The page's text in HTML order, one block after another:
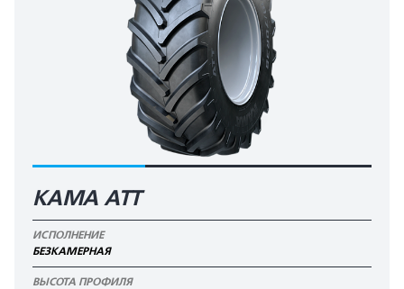
КАМА АТТ
ИСПОЛНЕНИЕ
БЕЗКАМЕРНАЯ
ВЫСОТА ПРОФИЛЯ